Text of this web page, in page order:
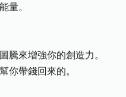
量。
騰來增強你的創造力。
你帶錢回來的。